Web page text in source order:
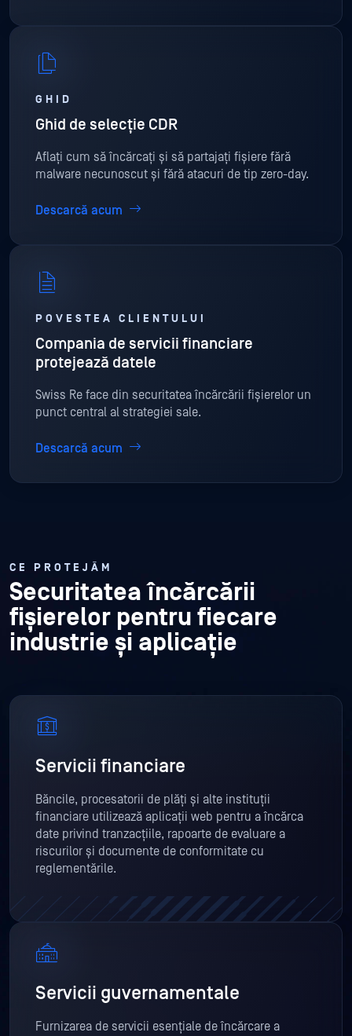
GHID
Ghid de selecție CDR
Aflați cum să încărcați și să partajați fișiere fără
malware necunoscut și fără atacuri de tip zero-day.
Descarcă acum
POVESTEA CLIENTULUI
Compania de servicii financiare
protejează datele
Swiss Re face din securitatea încărcării fișierelor un
punct central al strategiei sale.
Descarcă acum
CE PROTEJĂM
Securitatea încărcării
fișierelor pentru fiecare
industrie și aplicație
Servicii financiare
Băncile, procesatorii de plăți și alte instituții
financiare utilizează aplicații web pentru a încărca
date privind tranzacțiile, rapoarte de evaluare a
riscurilor și documente de conformitate cu
reglementările.
Servicii guvernamentale
Furnizarea de servicii esențiale de încărcare a